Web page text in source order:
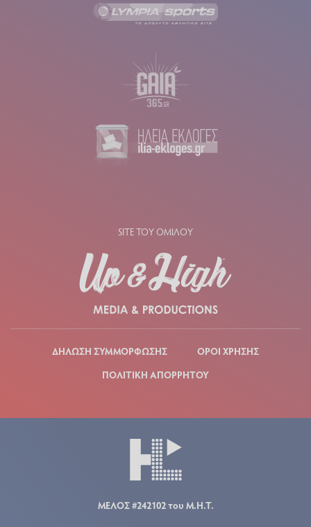
SITE ΤΟΥ ΟΜΙΛΟΥ
ΔΗΛΩΣΗ ΣΥΜΜΟΡΦΩΣΗΣ
ΟΡΟΙ ΧΡΗΣΗΣ
ΠΟΛΙΤΙΚΗ ΑΠΟΡΡΗΤΟΥ
ΜΕΛΟΣ #242102 του Μ.Η.Τ.